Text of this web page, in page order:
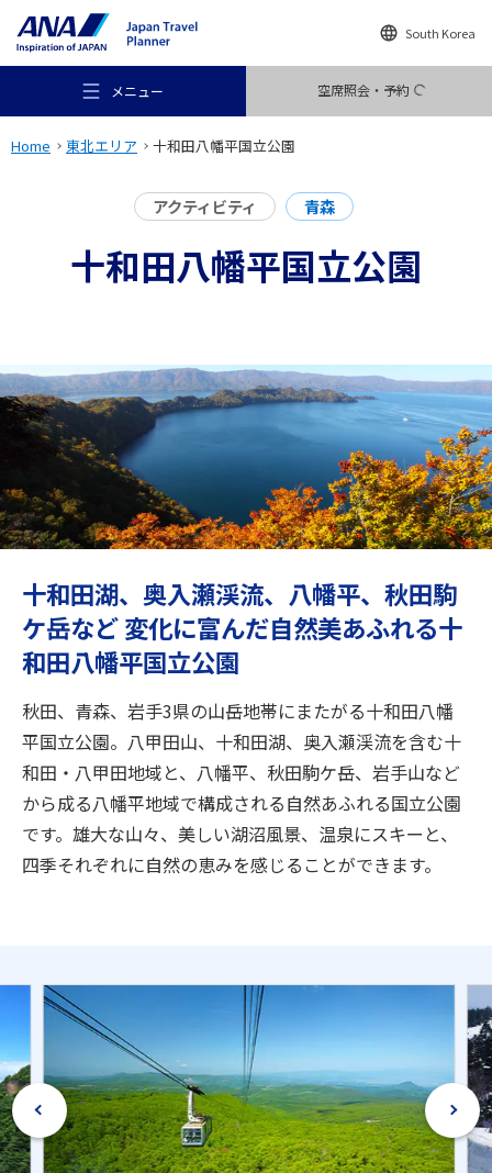
South Korea
メニュー 空席照会・予約
おすすめの旅
行き先
旅のお役立ち情報
閉じる
Home 東北エリア 十和田八幡平国立公園
アクティビティ 青森
十和田八幡平国立公園
十和田湖、奥入瀬渓流、八幡平、秋田駒
ケ岳など 変化に富んだ自然美あふれる十
和田八幡平国立公園
秋田、青森、岩手3県の山岳地帯にまたがる十和田八幡
平国立公園。八甲田山、十和田湖、奥入瀬渓流を含む十
和田・八甲田地域と、八幡平、秋田駒ケ岳、岩手山など
から成る八幡平地域で構成される自然あふれる国立公園
です。雄大な山々、美しい湖沼風景、温泉にスキーと、
四季それぞれに自然の恵みを感じることができます。